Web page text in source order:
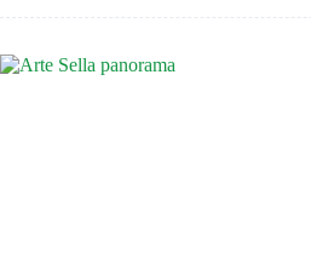
Lago
Bracciano
in